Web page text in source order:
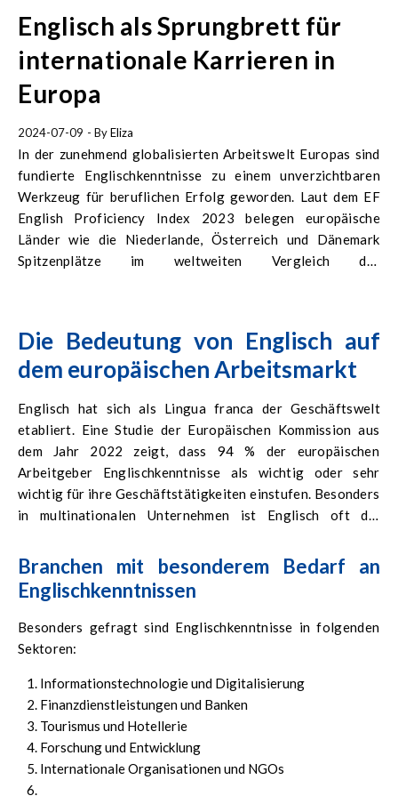
Englisch als Sprungbrett für
internationale Karrieren in
Europa
2024-07-09 - ByEliza
In der zunehmend globalisierten Arbeitswelt Europas sind
fundierte Englischkenntnisse zu einem unverzichtbaren
Werkzeug für beruflichen Erfolg geworden. Laut dem EF
English Proficiency Index 2023 belegen europäische
Länder wie die Niederlande, Österreich und Dänemark
Spitzenplätze im weltweiten Vergleich der
Die Bedeutung von Englisch auf
dem europäischen Arbeitsmarkt
Englisch hat sich als Lingua franca der Geschäftswelt
etabliert. Eine Studie der Europäischen Kommission aus
dem Jahr 2022 zeigt, dass 94 % der europäischen
Arbeitgeber Englischkenntnisse als wichtig oder sehr
wichtig für ihre Geschäftstätigkeiten einstufen. Besonders
in multinationalen Unternehmen ist Englisch oft die
Branchen mit besonderem Bedarf an
Englischkenntnissen
Besonders gefragt sind Englischkenntnisse in folgenden
Sektoren:
Informationstechnologie und Digitalisierung
Finanzdienstleistungen und Banken
Tourismus und Hotellerie
Forschung und Entwicklung
Internationale Organisationen und NGOs